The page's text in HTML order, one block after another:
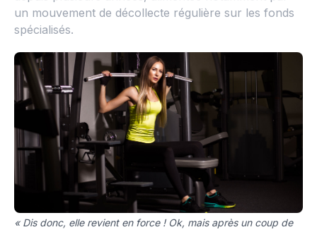
un mouvement de décollecte régulière sur les fonds
spécialisés.
« Dis donc, elle revient en force ! Ok, mais après un coup de